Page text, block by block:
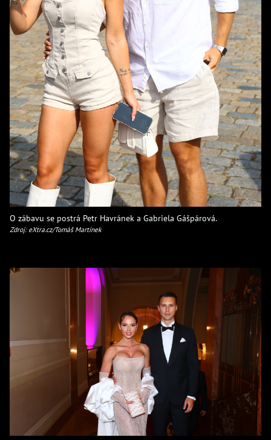
O zábavu se postrá Petr Havránek a Gabriela Gášpárová.
Zdroj: eXtra.cz/Tomáš Martínek